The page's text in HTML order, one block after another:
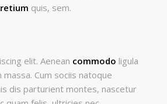
quis, sem.
elit. Aenean commodo ligula
Cum sociis natoque
dis parturient montes, nascetur